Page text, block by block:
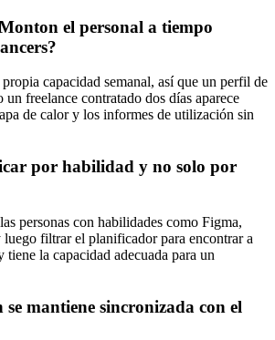
el personal a tiempo
capacidad semanal, así que un perfil de
un freelance contratado dos días aparece
de calor y los informes de utilización sin
por habilidad y no solo por
personas con habilidades como Figma,
filtrar el planificador para encontrar a
tiene la capacidad adecuada para un
mantiene sincronizada con el